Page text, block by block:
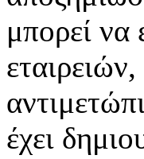
μπορεί να
έχει